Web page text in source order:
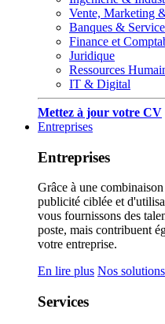
Vente, Marketing
Banques &
Finance et
Juridique
Ressources
IT & Digital
Mettez à jour votre CV
Entreprises
Entreprises
Grâce à une
publicité ciblée et
vous fournissons des
poste, mais contribuent
votre entreprise.
En lire plus Nos solutions
Services